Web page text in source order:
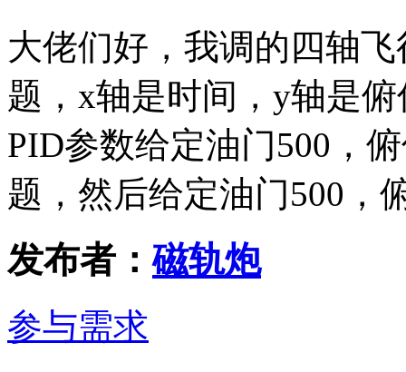
大佬们好，我调的四轴
题，x轴是时间，y轴是
PID参数给定油门500，
题，然后给定油门500，
发布者：磁轨炮
参与需求